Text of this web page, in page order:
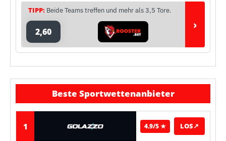
TIPP: Beide Teams treffen und mehr als 3,5 Tore.
2,60 ›
Beste Sportwettenanbieter
1 4.9/5 ★ LOS↗